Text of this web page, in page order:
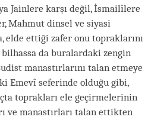
Jainlere karşı değil, İsmailîlere
Mahmut dinsel ve siyasi
elde ettiği zafer onu topraklarını
da buralardaki zengin
manastırlarını talan etmeye
Emevî seferinde olduğu gibi,
toprakları ele geçirmelerinin
ve manastırları talan ettikten